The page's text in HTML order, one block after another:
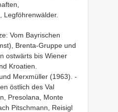
Legföhrenwälder.
Vom Bayrischen
Brenta-Gruppe und
ostwärts bis Wiener
Kroatien.
Merxmüller (1963). -
östlich des Val
Presolana, Monte
Pitschmann, Reisigl